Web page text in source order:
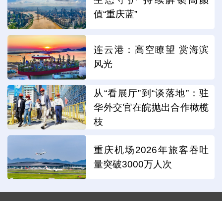
值“重庆蓝”
连云港：高空瞭望 赏海滨
风光
从“看展厅”到“谈落地”：驻
华外交官在皖抛出合作橄榄
枝
重庆机场2026年旅客吞吐
量突破3000万人次